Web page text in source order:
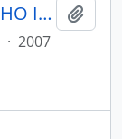
PORANTIM - BRASÍLIA CONSELHO INDIGENISTA MISSIONÁRIO - 2007 - Nº294
· 2007